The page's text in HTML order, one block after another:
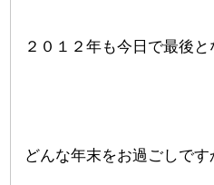
２０１２年も今日で最後
どんな年末をお過ごしです